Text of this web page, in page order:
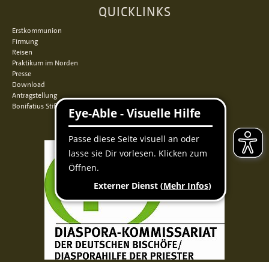
QUICKLINKS
Erstkommunion
Firmung
Reisen
Praktikum im Norden
Presse
Download
Antragstellung
Bonifatius Stiftungszentrum